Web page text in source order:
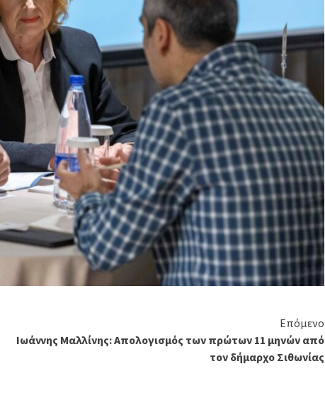
Επόμενο
Ιωάννης Μαλλίνης: Απολογισμός των πρώτων 11 μηνών από
τον δήμαρχο Σιθωνίας